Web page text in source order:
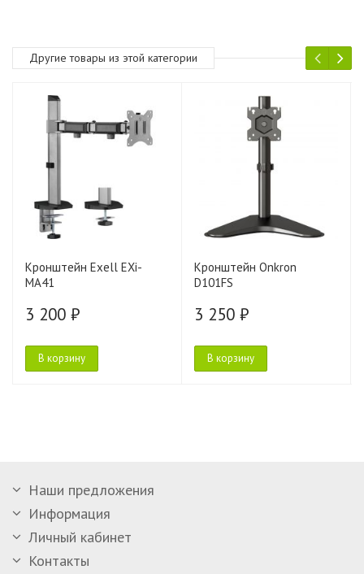
Другие товары из этой категории
Кронштейн Exell EXi-
MA41
3 200 ₽
В корзину
Кронштейн Onkron
D101FS
3 250 ₽
В корзину
Наши предложения
Информация
Личный кабинет
Контакты